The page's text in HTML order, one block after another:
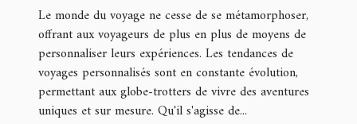
Le monde du voyage ne cesse de se métamorphoser,
offrant aux voyageurs de plus en plus de moyens de
personnaliser leurs expériences. Les tendances de
voyages personnalisés sont en constante évolution,
permettant aux globe-trotters de vivre des aventures
uniques et sur mesure. Qu'il s'agisse de...